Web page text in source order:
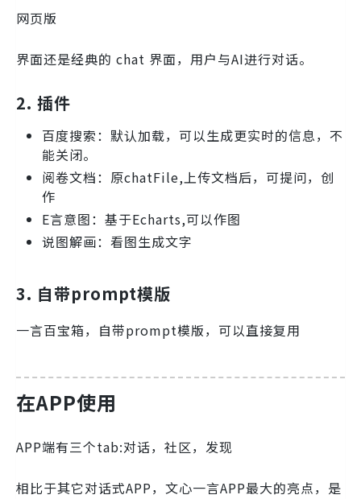
网页版
界面还是经典的 chat 界面，用户与AI进行对话。
2. 插件
百度搜索：默认加载，可以生成更实时的信息，不
能关闭。
阅卷文档：原chatFile,上传文档后，可提问，创
作
E言意图：基于Echarts,可以作图
说图解画：看图生成文字
3. 自带prompt模版
一言百宝箱，自带prompt模版，可以直接复用
在APP使用
APP端有三个tab:对话，社区，发现
相比于其它对话式APP，文心一言APP最大的亮点，是